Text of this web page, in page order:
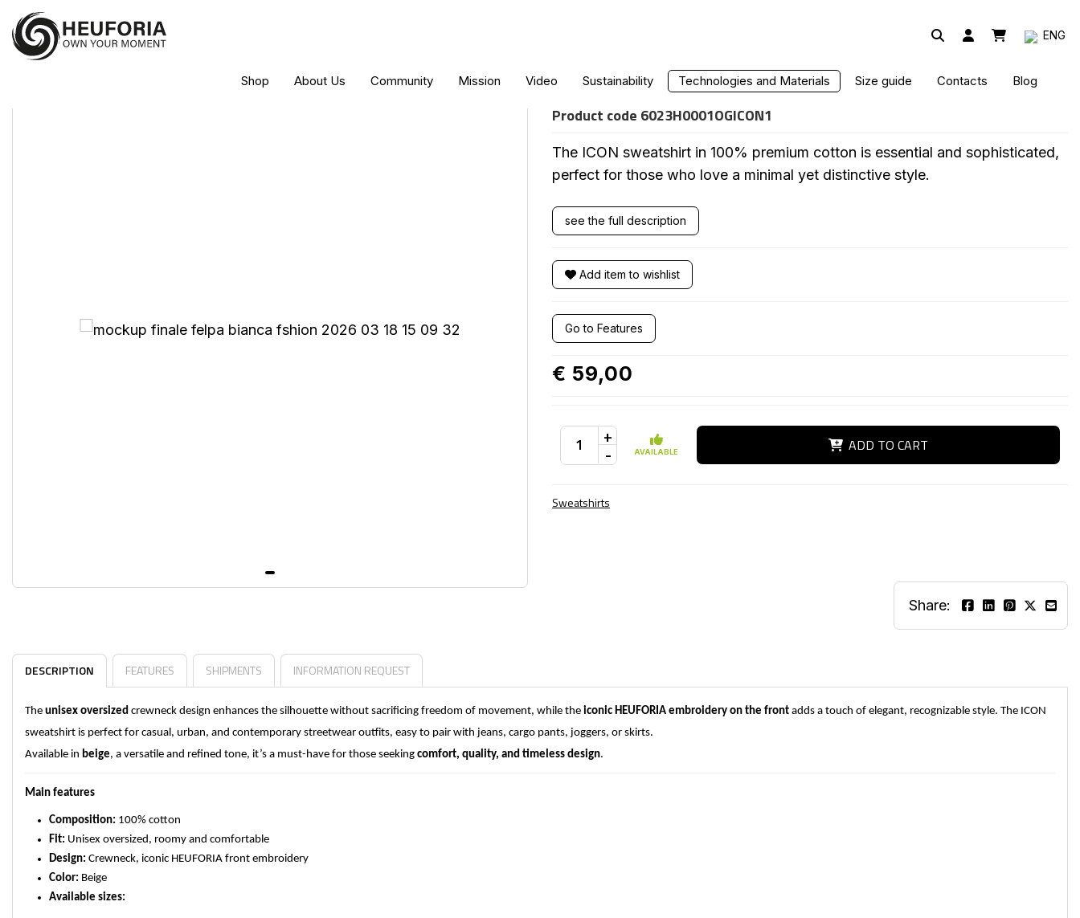
ENG
Shop About Us Community Mission Video Sustainability Technologies and Materials Size guide Contacts Blog
ICON HOODIE
Product code 6023H0001OGICON1
The ICON sweatshirt in 100% premium cotton is essential and sophisticated,
perfect for those who love a minimal yet distinctive style.
see the full description
Add item to wishlist
Go to Features
€ 59,00
+
- AVAILABLE ADD TO CART
Sweatshirts
Share:
DESCRIPTION FEATURES SHIPMENTS INFORMATION REQUEST
The unisex oversized crewneck design enhances the silhouette without sacrificing freedom of movement, while the iconic HEUFORIA embroidery on the front adds a touch of elegant, recognizable style. The ICON
sweatshirt is perfect for casual, urban, and contemporary streetwear outfits, easy to pair with jeans, cargo pants, joggers, or skirts.
Available in beige, a versatile and refined tone, it’s a must-have for those seeking comfort, quality, and timeless design.
Main features
Composition: 100% cotton
Fit: Unisex oversized, roomy and comfortable
Design: Crewneck, iconic HEUFORIA front embroidery
Color: Beige
Available sizes: